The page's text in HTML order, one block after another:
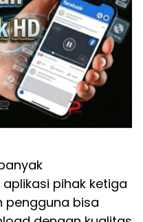
pihak ketiga
pengguna bisa